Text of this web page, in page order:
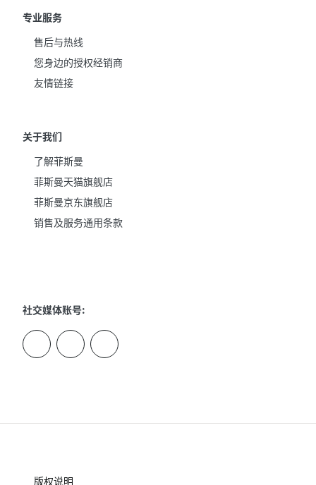
专业服务
售后与热线
您身边的授权经销商
友情链接
关于我们
了解菲斯曼
菲斯曼天猫旗舰店
菲斯曼京东旗舰店
销售及服务通用条款
社交媒体账号:
版权说明